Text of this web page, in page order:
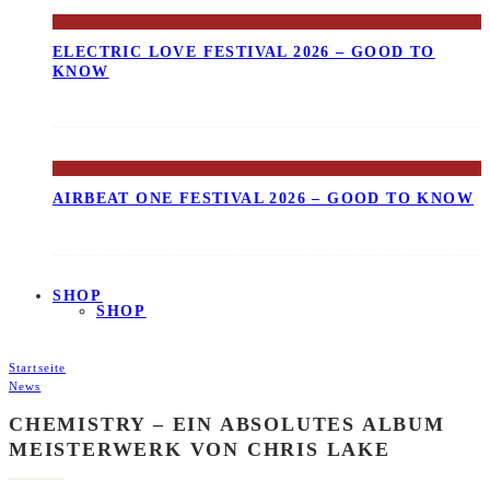
ELECTRIC LOVE FESTIVAL 2026 – GOOD TO
KNOW
AIRBEAT ONE FESTIVAL 2026 – GOOD TO KNOW
SHOP
SHOP
Startseite
News
CHEMISTRY – EIN ABSOLUTES ALBUM
MEISTERWERK VON CHRIS LAKE